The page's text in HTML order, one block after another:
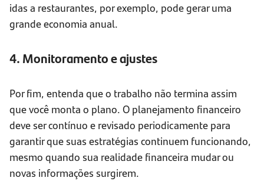
idas a restaurantes, por exemplo, pode gerar uma
grande economia anual.
4. Monitoramento e ajustes
Por fim, entenda que o trabalho não termina assim
que você monta o plano. O planejamento financeiro
deve ser contínuo e revisado periodicamente para
garantir que suas estratégias continuem funcionando,
mesmo quando sua realidade financeira mudar ou
novas informações surgirem.